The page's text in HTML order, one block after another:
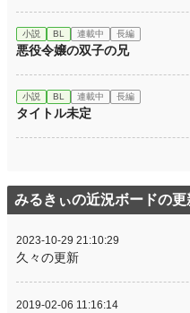
小説 BL 連載中 長編
悪役令嬢の双子の兄
小説 BL 連載中 長編
タイトル未定
みるきぃの近況ボードの更
2023-10-29 21:10:29
久々の更新
2019-02-06 11:16:14